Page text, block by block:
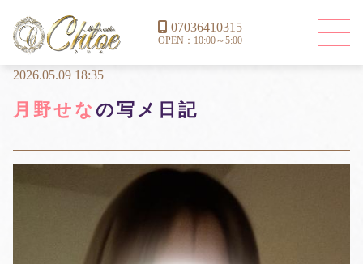
07036410315
OPEN：10:00～5:00
2026.05.09 18:35
月野せな の写メ日記